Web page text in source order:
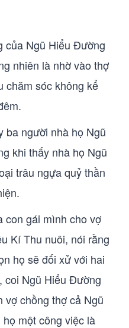
của Ngũ Hiểu Đường
nhiên là nhờ vào thợ
chăm sóc không kể
ba người nhà họ Ngũ
khi thấy nhà họ Ngũ
trâu ngựa quỷ thần
con gái mình cho vợ
Kí Thu nuôi, nói rằng
họ sẽ đối xử với hai
coi Ngũ Hiểu Đường
vợ chồng thợ cả Ngũ
một công việc là